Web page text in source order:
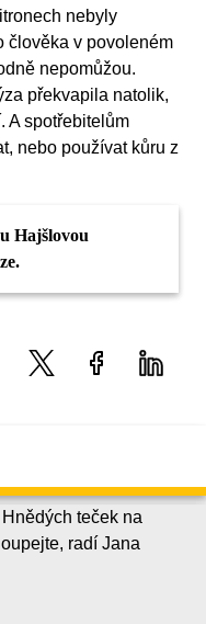
nebyly
člověka v povoleném
nepomůžou.
překvapila natolik,
A spotřebitelům
nebo používat kůru z
Hajšlovou